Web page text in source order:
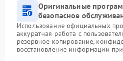
Оригинальные
безопасное
Использование официальных
аккуратная работа с
резервное копирование,
восстановление информации